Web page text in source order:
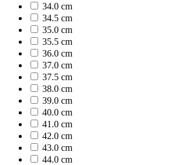
34.0 cm
34.5 cm
35.0 cm
35.5 cm
36.0 cm
37.0 cm
37.5 cm
38.0 cm
39.0 cm
40.0 cm
41.0 cm
42.0 cm
43.0 cm
44.0 cm